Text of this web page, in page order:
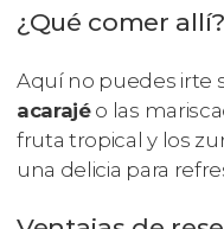
¿Qué comer allí?
Aquí no puedes irte
acarajéo las
fruta tropical y los
una delicia para